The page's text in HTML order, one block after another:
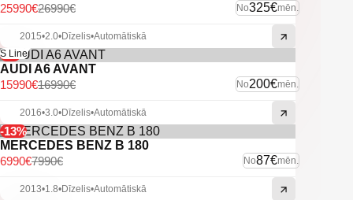
No325€mēn.
26990€
25990€
2015•2.0•Dīzelis•Automātiskā
-6%
S Line
AUDI A6 AVANT
No200€mēn.
16990€
15990€
2016•3.0•Dīzelis•Automātiskā
-13%
MERCEDES BENZ B 180
No87€mēn.
7990€
6990€
2013•1.8•Dīzelis•Automātiskā